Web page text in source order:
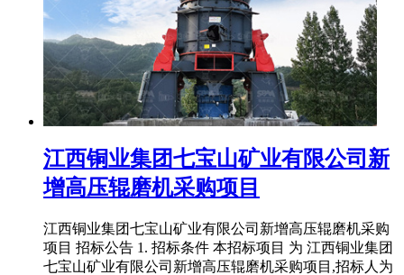
江西铜业集团七宝山矿业有限公司新
增高压辊磨机采购项目
江西铜业集团七宝山矿业有限公司新增高压辊磨机采购
项目 招标公告 1. 招标条件 本招标项目 为 江西铜业集团
七宝山矿业有限公司新增高压辊磨机采购项目,招标人为